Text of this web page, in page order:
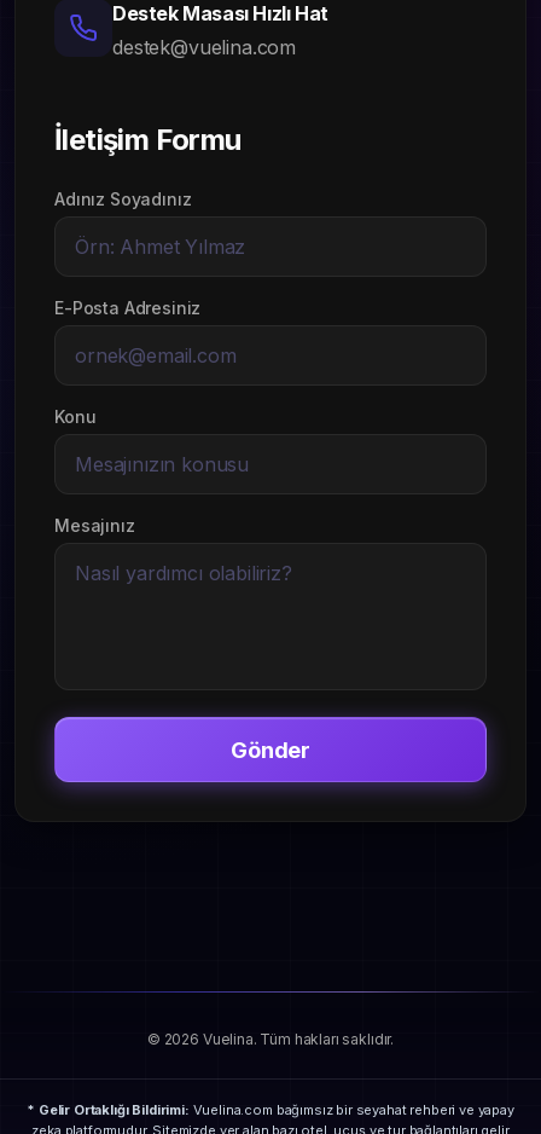
Destek Masası Hızlı Hat
destek@vuelina.com
İletişim Formu
Adınız Soyadınız
E-Posta Adresiniz
Konu
Mesajınız
Gönder
© 2026 Vuelina. Tüm hakları saklıdır.
* Gelir Ortaklığı Bildirimi: Vuelina.com bağımsız bir seyahat rehberi ve yapay
zeka platformudur. Sitemizde yer alan bazı otel, uçuş ve tur bağlantıları gelir